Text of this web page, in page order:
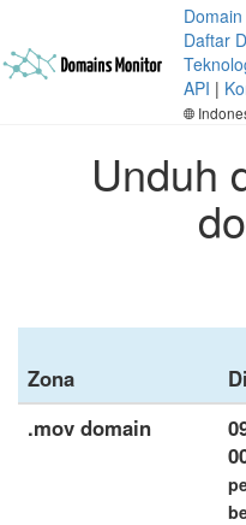
Domain
Daftar
API |
Unduh
Zona
.mov domain